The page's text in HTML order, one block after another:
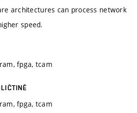
architectures can process network
speed.
fpga, tcam
fpga, tcam